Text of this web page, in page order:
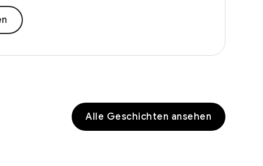
Alle Geschichten ansehen